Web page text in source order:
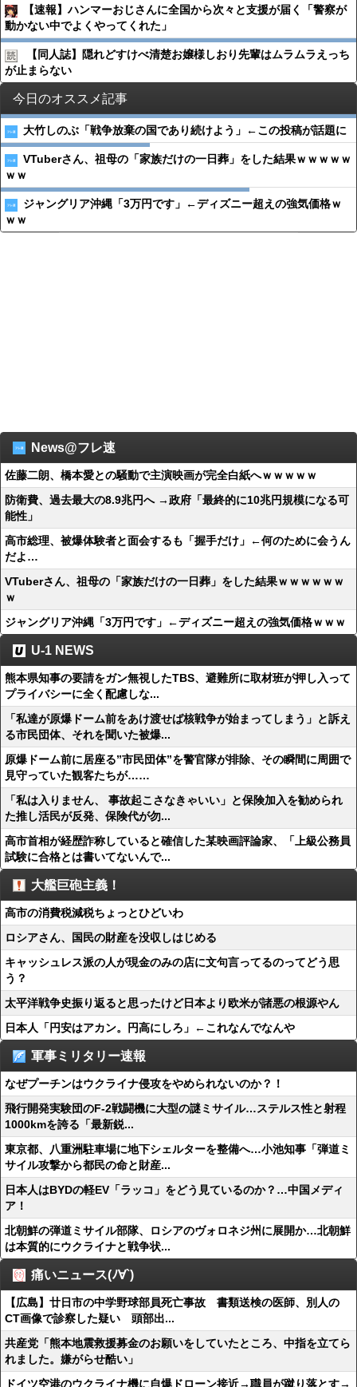
【速報】ハンマーおじさんに全国から次々と支援が届く「警察が
動かない中でよくやってくれた」
【同人誌】隠れどすけべ清楚お嬢様しおり先輩はムラムラえっち
が止まらない
今日のオススメ記事
大竹しのぶ「戦争放棄の国であり続けよう」←この投稿が話題に
VTuberさん、祖母の「家族だけの一日葬」をした結果ｗｗｗｗｗ
ｗｗ
ジャングリア沖縄「3万円です」←ディズニー超えの強気価格ｗ
ｗｗ
News@フレ速
佐藤二朗、橋本愛との騒動で主演映画が完全白紙へｗｗｗｗｗ
防衛費、過去最大の8.9兆円へ →政府「最終的に10兆円規模になる可
能性」
高市総理、被爆体験者と面会するも「握手だけ」←何のために会うん
だよ…
VTuberさん、祖母の「家族だけの一日葬」をした結果ｗｗｗｗｗｗ
ｗ
ジャングリア沖縄「3万円です」←ディズニー超えの強気価格ｗｗｗ
U-1 NEWS
熊本県知事の要請をガン無視したTBS、避難所に取材班が押し入って
プライバシーに全く配慮しな...
「私達が原爆ドーム前をあけ渡せば核戦争が始まってしまう」と訴え
る市民団体、それを聞いた被爆...
原爆ドーム前に居座る”市民団体”を警官隊が排除、その瞬間に周囲で
見守っていた観客たちが……
「私は入りません、 事故起こさなきゃいい」と保険加入を勧められ
た推し活民が反発、保険代が勿...
高市首相が経歴詐称していると確信した某映画評論家、「上級公務員
試験に合格とは書いてないんで...
大艦巨砲主義！
高市の消費税減税ちょっとひどいわ
ロシアさん、国民の財産を没収しはじめる
キャッシュレス派の人が現金のみの店に文句言ってるのってどう思
う？
太平洋戦争史振り返ると思ったけど日本より欧米が諸悪の根源やん
日本人「円安はアカン。円高にしろ」←これなんでなんや
軍事ミリタリー速報
なぜプーチンはウクライナ侵攻をやめられないのか？！
飛行開発実験団のF-2戦闘機に大型の謎ミサイル…ステルス性と射程
1000kmを誇る「最新鋭...
東京都、八重洲駐車場に地下シェルターを整備へ…小池知事「弾道ミ
サイル攻撃から都民の命と財産...
日本人はBYDの軽EV「ラッコ」をどう見ているのか？…中国メディ
ア！
北朝鮮の弾道ミサイル部隊、ロシアのヴォロネジ州に展開か…北朝鮮
は本質的にウクライナと戦争状...
痛いニュース(ﾉ∀`)
【広島】廿日市の中学野球部員死亡事故 書類送検の医師、別人の
CT画像で診察した疑い 頭部出...
共産党「熊本地震救援募金のお願いをしていたところ、中指を立てら
れました。嫌がらせ酷い」
ドイツ空港のウクライナ機に自爆ドローン接近→職員が蹴り落とす→